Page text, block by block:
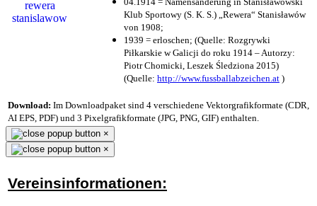
Klub Sportowy (S. K. S.) „Rewera“ Stanisławów
von 1908;
1939 = erloschen; (Quelle: Rozgrywki
Piłkarskie w Galicji do roku 1914 – Autorzy:
Piotr Chomicki, Leszek Śledziona 2015)
(Quelle: http://www.fussballabzeichen.at )
Download: Im Downloadpaket sind 4 verschiedene Vektorgrafikformate (CDR,
AI EPS, PDF) und 3 Pixelgrafikformate (JPG, PNG, GIF) enthalten.
×
×
Vereinsinformationen: